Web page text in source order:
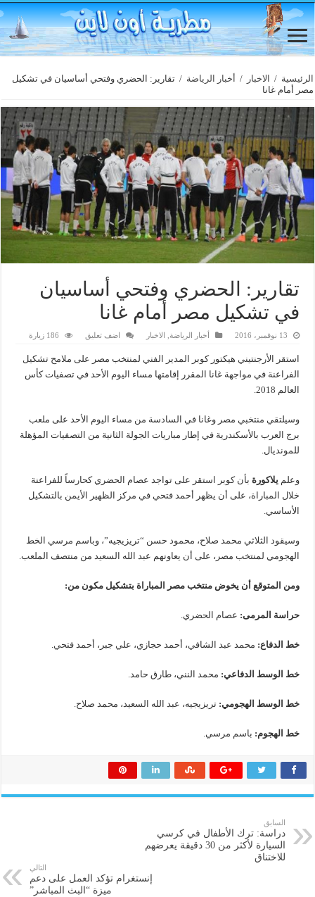
الرئيسية / الاخبار / أخبار الرياضة / تقارير: الحضري وفتحي أساسيان في تشكيل
مصر أمام غانا
تقارير: الحضري وفتحي أساسيان
في تشكيل مصر أمام غانا
13 نوفمبر، 2016 أخبار الرياضة, الاخبار اضف تعليق 186 زيارة
استقر الأرجنتيني هيكتور كوبر المدير الفني لمنتخب مصر على ملامح تشكيل
الفراعنة في مواجهة غانا المقرر إقامتها مساء اليوم الأحد في تصفيات كأس
العالم 2018.
وسيلتقي منتخبي مصر وغانا في السادسة من مساء اليوم الأحد على ملعب
برج العرب بالأسكندرية في إطار مباريات الجولة الثانية من التصفيات المؤهلة
للمونديال.
وعلم يلاكورة بأن كوبر استقر على تواجد عصام الحضري كحارساً للفراعنة
خلال المباراة، على أن يظهر أحمد فتحي في مركز الظهير الأيمن بالتشكيل
الأساسي.
وسيقود الثلاثي محمد صلاح، محمود حسن “تريزيجيه”، وباسم مرسي الخط
الهجومي لمنتخب مصر، على أن يعاونهم عبد الله السعيد من منتصف الملعب.
ومن المتوقع أن يخوض منتخب مصر المباراة بتشكيل مكون من:
حراسة المرمى: عصام الحضري.
خط الدفاع: محمد عبد الشافي، أحمد حجازي، علي جبر، أحمد فتحي.
خط الوسط الدفاعي: محمد النني، طارق حامد.
خط الوسط الهجومي: تريزيجيه، عبد الله السعيد، محمد صلاح.
خط الهجوم: باسم مرسي.
السابق
دراسة: ترك الأطفال في كرسي
السيارة لأكثر من 30 دقيقة يعرضهم
للاختناق
التالي
إنستغرام تؤكد العمل على دعم
ميزة “البث المباشر”